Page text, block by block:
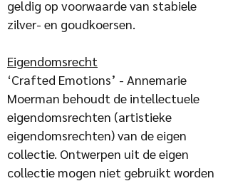
geldig op voorwaarde van stabiele
zilver- en goudkoersen.
Eigendomsrecht
‘Crafted Emotions’ - Annemarie
Moerman behoudt de intellectuele
eigendomsrechten (artistieke
eigendomsrechten) van de eigen
collectie. Ontwerpen uit de eigen
collectie mogen niet gebruikt worden